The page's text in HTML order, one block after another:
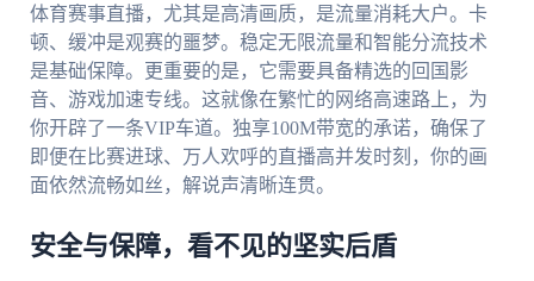
体育赛事直播，尤其是高清画质，是流量消耗大户。卡
顿、缓冲是观赛的噩梦。稳定无限流量和智能分流技术
是基础保障。更重要的是，它需要具备精选的回国影
音、游戏加速专线。这就像在繁忙的网络高速路上，为
你开辟了一条VIP车道。独享100M带宽的承诺，确保了
即便在比赛进球、万人欢呼的直播高并发时刻，你的画
面依然流畅如丝，解说声清晰连贯。
安全与保障，看不见的坚实后盾